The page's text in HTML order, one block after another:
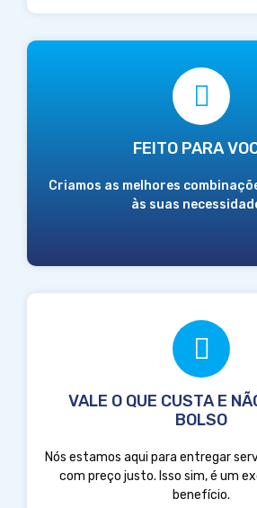
FEITO PARA
Criamos as melhores
às suas
VALE O QUE CUSTA E
BOLSO
Nós estamos aqui para entregar
com preço justo. Isso sim, é um
benefício.